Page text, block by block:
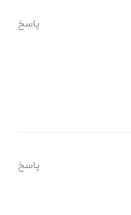
پاسخ
پاسخ